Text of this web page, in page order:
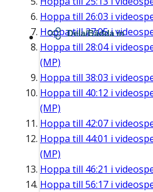
Hoppa till 26:03 i
Hoppa till27:05i
Hoppa till 28:04i
(MP)
Hoppa till 38:03 i
Hoppa till 40:12 i
(MP)
Hoppa till 42:07 i
Hoppa till 44:01 i
(MP)
Hoppa till 46:21 i
Hoppa till 56:17 i
Dela/Bädda in